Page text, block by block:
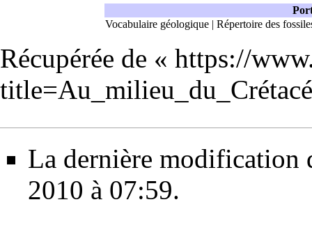
Vocabulaire géologique | Répertoire des
Récupérée de « https://
La dernière modification
2010 à 07:59.